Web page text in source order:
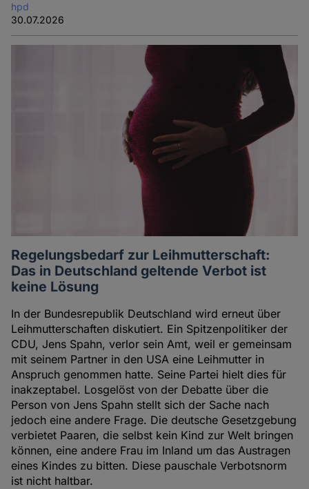
hpd
30.07.2026
Regelungsbedarf zur Leihmutterschaft:
Das in Deutschland geltende Verbot ist
keine Lösung
In der Bundesrepublik Deutschland wird erneut über
Leihmutterschaften diskutiert. Ein Spitzenpolitiker der
CDU, Jens Spahn, verlor sein Amt, weil er gemeinsam
mit seinem Partner in den USA eine Leihmutter in
Anspruch genommen hatte. Seine Partei hielt dies für
inakzeptabel. Losgelöst von der Debatte über die
Person von Jens Spahn stellt sich der Sache nach
jedoch eine andere Frage. Die deutsche Gesetzgebung
verbietet Paaren, die selbst kein Kind zur Welt bringen
können, eine andere Frau im Inland um das Austragen
eines Kindes zu bitten. Diese pauschale Verbotsnorm
ist nicht haltbar.